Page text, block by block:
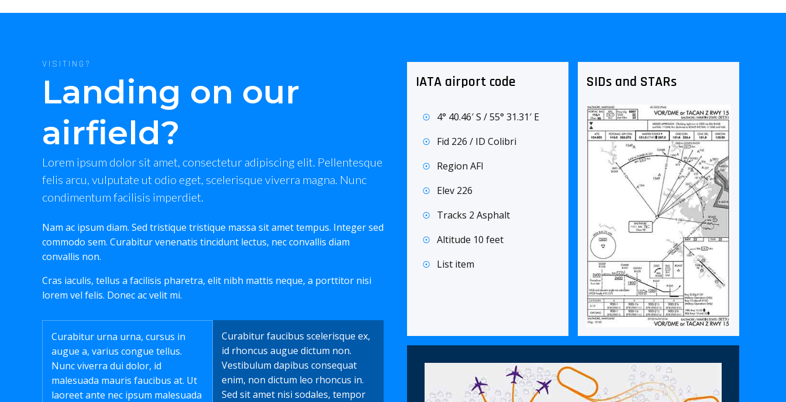
VISITING?
Landing on our
airfield?
Lorem ipsum dolor sit amet, consectetur adipiscing elit. Pellentesque
felis arcu, vulputate ut odio eget, scelerisque viverra magna. Nunc
condimentum facilisis imperdiet.
Nam ac ipsum diam. Sed tristique tristique massa sit amet tempus. Integer sed
commodo sem. Curabitur venenatis tincidunt lectus, nec convallis diam
convallis non.
Cras iaculis, tellus a facilisis pharetra, elit nibh mattis neque, a porttitor nisi
lorem vel felis. Donec ac velit mi.
Curabitur urna urna, cursus in
augue a, varius congue tellus.
Nunc viverra dui dolor, id
malesuada mauris faucibus at. Ut
laoreet ante nec ipsum malesuada
Curabitur faucibus scelerisque ex,
id rhoncus augue dictum non.
Vestibulum dapibus consequat
enim, non dictum leo rhoncus in.
Sed sit amet nisi sodales, tempor
IATA airport code
4° 40.46′ S / 55° 31.31′ E
Fid 226 / ID Colibri
Region AFI
Elev 226
Tracks 2 Asphalt
Altitude 10 feet
List item
SIDs and STARs